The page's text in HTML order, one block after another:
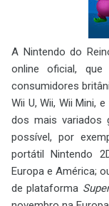
A Nintendo do
online oficial,
consumidores
Wii U, Wii, Wii Mini,
dos mais variados
possível, por
portátil Nintendo
Europa e América;
de plataforma